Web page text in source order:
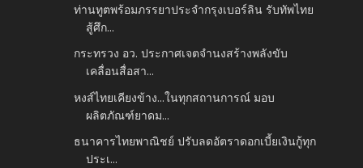
ท่านทูตพร้อมภรรยาประจำกรุงเบอร์ลิน รับทัพไทย
สู้ศึก...
กระทรวง อว. ประกาศเจตจำนงสร้างพลังขับ
เคลื่อนสื่อสา...
หงส์ไทยเคียงข้าง...ในทุกสถานการณ์ มอบ
ผลิตภัณฑ์ยาดม...
ธนาคารไทยพาณิชย์ ปรับลดอัตราดอกเบี้ยเงินกู้ทุก
ประเ...